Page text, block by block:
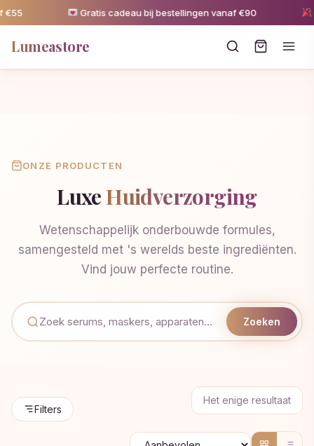
Gratis cadeau bij bestellingen vanaf €90
Lumeastore
ONZE PRODUCTEN
LuxeHuidverzorging
Wetenschappelijk onderbouwde formules,
samengesteld met 's werelds beste ingrediënten.
Vind jouw perfecte routine.
Zoeken
Filters
Het enige resultaat